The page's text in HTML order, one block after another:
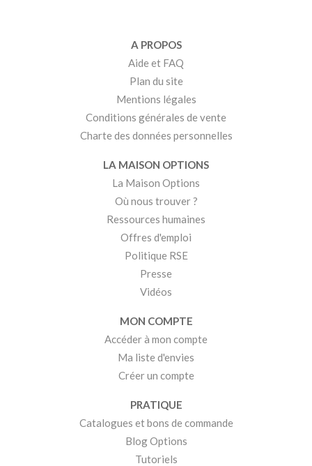
A PROPOS
Aide et FAQ
Plan du site
Mentions légales
Conditions générales de vente
Charte des données personnelles
LA MAISON OPTIONS
La Maison Options
Où nous trouver ?
Ressources humaines
Offres d'emploi
Politique RSE
Presse
Vidéos
MON COMPTE
Accéder à mon compte
Ma liste d'envies
Créer un compte
PRATIQUE
Catalogues et bons de commande
Blog Options
Tutoriels